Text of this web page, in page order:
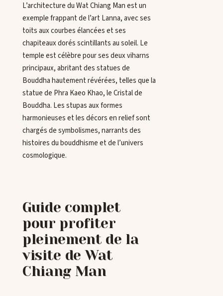
L’architecture du Wat Chiang Man est un
exemple frappant de l’art Lanna, avec ses
toits aux courbes élancées et ses
chapiteaux dorés scintillants au soleil. Le
temple est célèbre pour ses deux viharns
principaux, abritant des statues de
Bouddha hautement révérées, telles que la
statue de Phra Kaeo Khao, le Cristal de
Bouddha. Les stupas aux formes
harmonieuses et les décors en relief sont
chargés de symbolismes, narrants des
histoires du bouddhisme et de l’univers
cosmologique.
Guide complet
pour profiter
pleinement de la
visite de Wat
Chiang Man